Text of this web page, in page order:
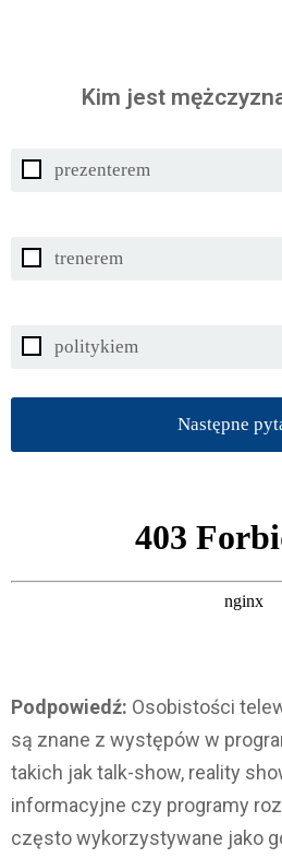
Kim jest
prezenterem
trenerem
politykiem
Następne
Podpowiedź: Osobistości
są znane z występów w
takich jak talk-show, reality
informacyjne czy programy
często wykorzystywane jako